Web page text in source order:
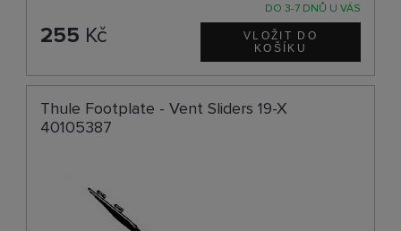
DO 3-7 DNŮ U VÁS
255 Kč
Thule Footplate - Vent Sliders 19-X
40105387